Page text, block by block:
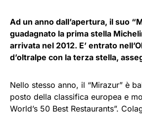
Ad un anno dall’apertura, il suo
guadagnato la prima stella
arrivata nel 2012. E’ entrato
d’oltralpe con la terza stella,
Nello stesso anno, il “Mirazur” è
posto della classifica europea e
World’s 50 Best Restaurants”.